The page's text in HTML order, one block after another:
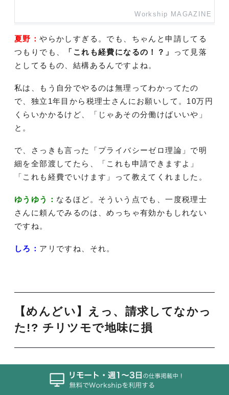
Workship MAGAZINE
夏野：やらかしすぎる。でも、ちゃんと申請してる
つもりでも、
「これも経費になるの！？」
って見落
としてるもの、結構あるんですよね。
私は、もう自分でやるのは無理ってわかってたの
で、独立1年目から税理士さんにお願いして。10万円
くらいかかるけど、「じゃあその分働けばいいや」
と。
で、さっきも言った「プライバシーゼロ理論」で明
細を全部渡してたら、「これも申請できますよ」
「これも経費でいけます」って教えてくれました。
ゆうゆう： なるほど。そういう点でも、一度税理士
さんに頼んでみるのは、めっちゃ有効かもしれない
ですね。
しろ： アリですね、それ。
【めんどい】えっ、請求してなかっ
た!? チリツモで地味に損
ゆうゆう：経費といえば、そもそもクライアントに
請求するのを忘れちゃったこともあります。